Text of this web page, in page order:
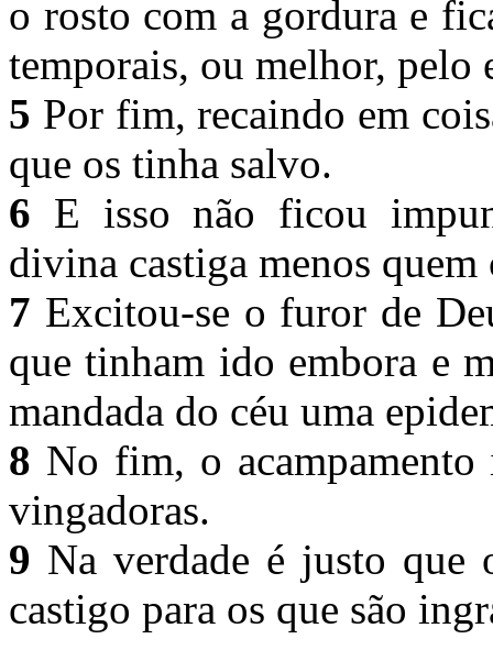
o rosto com a gordura e
temporais, ou melhor, pelo
5 Por fim, recaindo em
que os tinha salvo.
6 E isso não ficou
divina castiga menos
7 Excitou-se o furor de
que tinham ido embora e
mandada do céu uma
8 No fim, o
vingadoras.
9 Na verdade é justo que
castigo para os que são